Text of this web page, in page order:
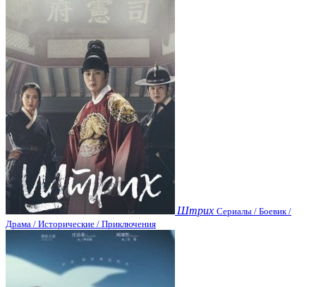
Штрих Сериалы / Боевик /
Драма / Исторические / Приключения